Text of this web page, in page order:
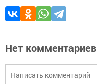
Нет комментариев